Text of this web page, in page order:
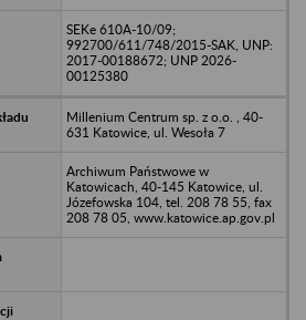
SEKe 610A-10/09;
992700/611/748/2015-SAK, UNP:
2017-00188672; UNP 2026-
00125380
Millenium Centrum sp. z o.o. , 40-
631 Katowice, ul. Wesoła 7
Archiwum Państwowe w
Katowicach, 40-145 Katowice, ul.
Józefowska 104, tel. 208 78 55, fax
208 78 05, www.katowice.ap.gov.pl